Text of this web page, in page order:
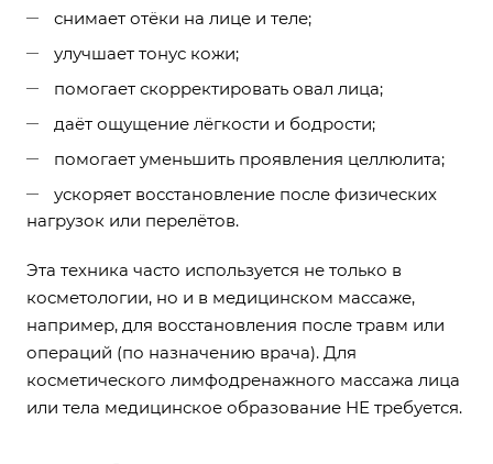
снимает отёки на лице и теле;
улучшает тонус кожи;
помогает скорректировать овал лица;
даёт ощущение лёгкости и бодрости;
помогает уменьшить проявления целлюлита;
ускоряет восстановление после физических
нагрузок или перелётов.
Эта техника часто используется не только в
косметологии, но и в медицинском массаже,
например, для восстановления после травм или
операций (по назначению врача). Для
косметического лимфодренажного массажа лица
или тела медицинское образование НЕ требуется.